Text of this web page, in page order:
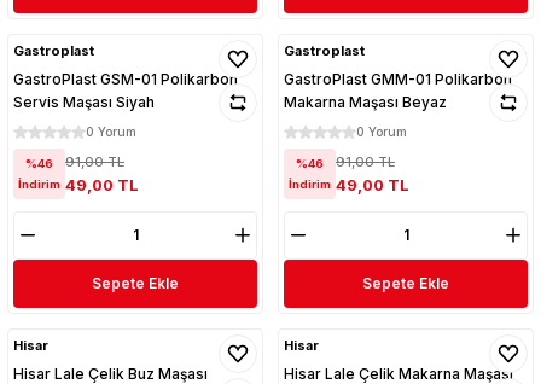
Gastroplast
GastroPlast GSM-01 Polikarbon
Servis Maşası Siyah
0 Yorum
%46
İndirim
91,00 TL
49,00 TL
Sepete Ekle
Gastroplast
GastroPlast GMM-01 Polikarbon
Makarna Maşası Beyaz
0 Yorum
%46
İndirim
91,00 TL
49,00 TL
Sepete Ekle
Hisar
Hisar Lale Çelik Buz Maşası
Hisar
Hisar Lale Çelik Makarna Maşası